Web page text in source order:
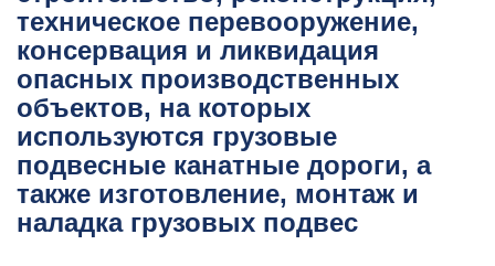
техническое перевооружение,
консервация и ликвидация
опасных производственных
объектов, на которых
используются грузовые
подвесные канатные дороги, а
также изготовление, монтаж и
наладка грузовых подвес